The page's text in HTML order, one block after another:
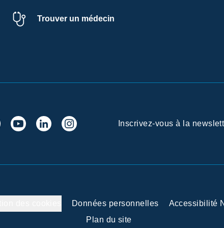
Trouver un médecin
Inscrivez-vous à la
Données personnelles Accessibilité
Plan du site